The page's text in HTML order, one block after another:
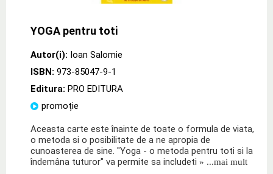
YOGA pentru toti
Autor(i): Ioan Salomie
ISBN: 973-85047-9-1
Editura: PRO EDITURA
promoție
Aceasta carte este înainte de toate o formula de viata,
o metoda si o posibilitate de a ne apropia de
cunoasterea de sine. "Yoga - o metoda pentru toti si la
îndemâna tuturor" va permite sa includeti » ...mai mult